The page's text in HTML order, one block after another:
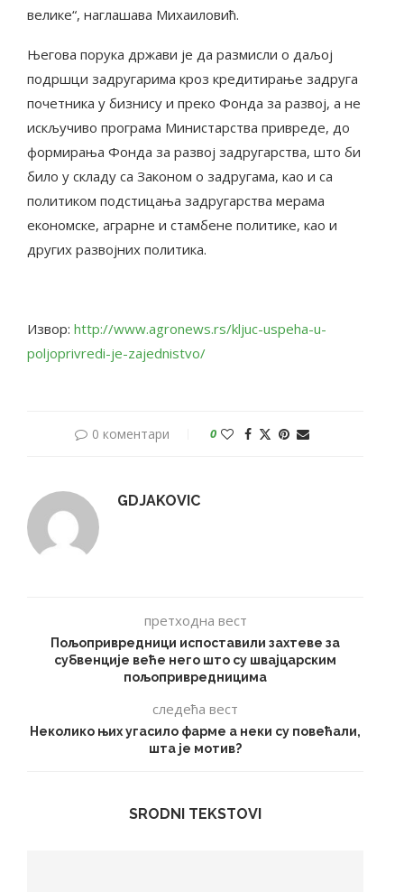
велике“, наглашава Михаиловић.
Његова порука држави је да размисли о даљој
подршци задругарима кроз кредитирање задруга
почетника у бизнису и преко Фонда за развој, а не
искључиво програма Министарства привреде, до
формирања Фонда за развој задругарства, што би
било у складу са Законом о задругама, као и са
политиком подстицања задругарства мерама
економске, аграрне и стамбене политике, као и
других развојних политика.
Извор: http://www.agronews.rs/kljuc-uspeha-u-
poljoprivredi-je-zajednistvo/
0 коментари 0
GDJAKOVIC
претходна вест
Пољопривредници испоставили захтеве за
субвенције веће него што су швајцарским
пољопривредницима
следећа вест
Неколико њих угасило фарме а неки су повећали,
шта је мотив?
SRODNI TEKSTOVI